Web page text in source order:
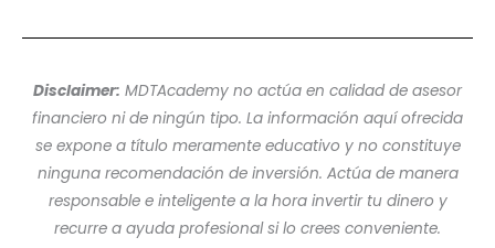
Disclaimer: MDTAcademy no actúa en calidad de asesor
financiero ni de ningún tipo. La información aquí ofrecida
se expone a título meramente educativo y no constituye
ninguna recomendación de inversión. Actúa de manera
responsable e inteligente a la hora invertir tu dinero y
recurre a ayuda profesional si lo crees conveniente.